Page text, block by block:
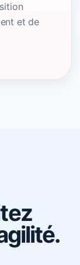
et de